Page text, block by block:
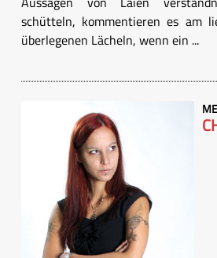
schütteln, kommentieren es am
überlegenen Lächeln, wenn ein ...